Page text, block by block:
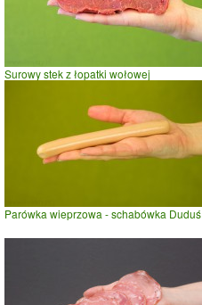
Surowy stek z łopatki wołowej
Parówka wieprzowa - schabówka Duduś